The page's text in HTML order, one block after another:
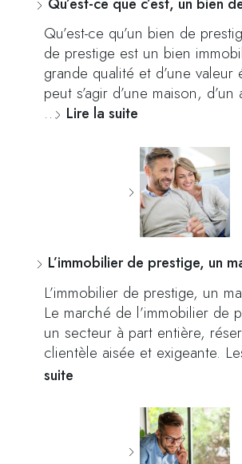
Qu’est-ce qu’un bien de
de prestige est un bien
grande qualité et d’une valeur
peut s’agir d’une maison,
… Lire la suite
L’immobilier de prestige, un
L’immobilier de prestige, un
Le marché de l’immobilier de
un secteur à part entière,
clientèle aisée et exigeante.
suite